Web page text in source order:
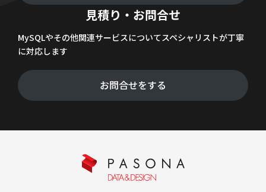
見積り・お問合せ
MySQLやその他関連サービスについてスペシャリストが丁寧
に対応します
お問合せをする